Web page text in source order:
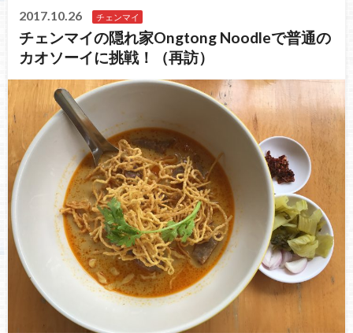
2017.10.26 チェンマイ
チェンマイの隠れ家Ongtong Noodleで普通の
カオソーイに挑戦！（再訪）